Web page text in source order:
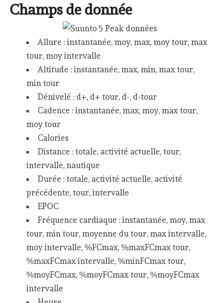
Champs de donnée
Allure : instantanée, moy, max, moy tour, max
tour, moy intervalle
Altitude : instantanée, max, min, max tour,
min tour
Dénivelé : d+, d+ tour, d-, d-tour
Cadence : instantanée, max, moy, max tour,
moy tour
Calories
Distance : totale, activité actuelle, tour,
intervalle, nautique
Durée : totale, activité actuelle, activité
précédente, tour, intervalle
EPOC
Fréquence cardiaque : instantanée, moy, max
tour, min tour, moyenne du tour, max intervalle,
moy intervalle, %FCmax, %maxFCmax tour,
%maxFCmax intervalle, %minFCmax tour,
%moyFCmax, %moyFCmax tour, %moyFCmax
intervalle